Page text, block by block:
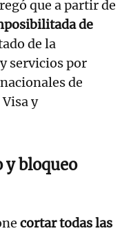
que a partir de
de
de la
servicios por
de
y
bloqueo
cortar todas las